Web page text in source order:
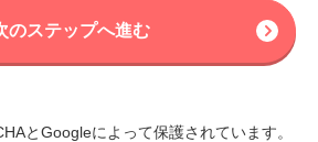
のステップへ進む
とGoogleによって保護されています。